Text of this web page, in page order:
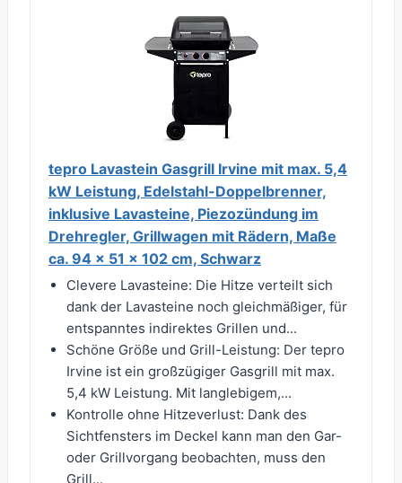
tepro Lavastein Gasgrill Irvine mit max. 5,4
kW Leistung, Edelstahl-Doppelbrenner,
inklusive Lavasteine, Piezozündung im
Drehregler, Grillwagen mit Rädern, Maße
ca. 94 x 51 x 102 cm, Schwarz
Clevere Lavasteine: Die Hitze verteilt sich
dank der Lavasteine noch gleichmäßiger, für
entspanntes indirektes Grillen und...
Schöne Größe und Grill-Leistung: Der tepro
Irvine ist ein großzügiger Gasgrill mit max.
5,4 kW Leistung. Mit langlebigem,...
Kontrolle ohne Hitzeverlust: Dank des
Sichtfensters im Deckel kann man den Gar-
oder Grillvorgang beobachten, muss den
Grill...